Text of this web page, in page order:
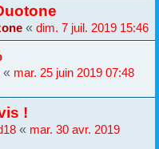
« dim. 7 juil. 2019 15:46
« mar. 25 juin 2019 07:48
!
« mar. 30 avr. 2019